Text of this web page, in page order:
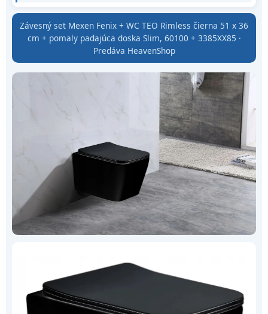
Závesný set Mexen Fenix + WC TEO Rimless čierna 51 x 36
cm + pomaly padajúca doska Slim, 60100 + 3385XX85 ·
Predáva HeavenShop